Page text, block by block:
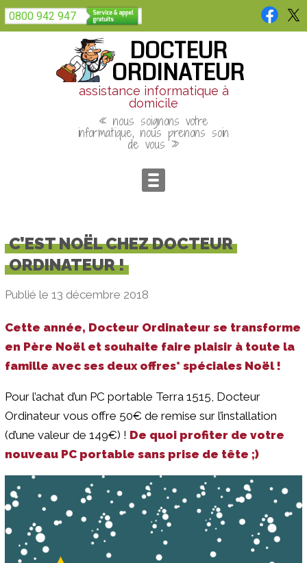
0800 942 947
DOCTEUR
ORDINATEUR
assistance informatique à
domicile
« nous soignons votre
informatique, nous prenons soin
de vous »
C’EST NOËL CHEZ DOCTEUR
ORDINATEUR !
Publié le 13 décembre 2018
Cette année, Docteur Ordinateur se transforme
en Père Noël et souhaite faire plaisir à toute la
famille avec ses deux offres* spéciales Noël !
Pour l’achat d’un PC portable Terra 1515, Docteur
Ordinateur vous offre 50€ de remise sur l’installation
(d’une valeur de 149€) ! De quoi profiter de votre
nouveau PC portable sans prise de tête ;)
Panneau de gestion des cookies